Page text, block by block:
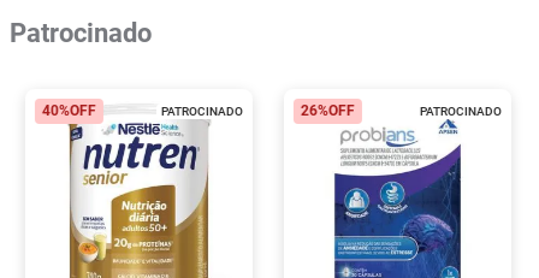
Patrocinado
PATROCINADO
40%OFF PATROCINADO
26%OFF